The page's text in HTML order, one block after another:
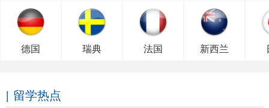
德国 瑞典 法国 新西兰
留学热点